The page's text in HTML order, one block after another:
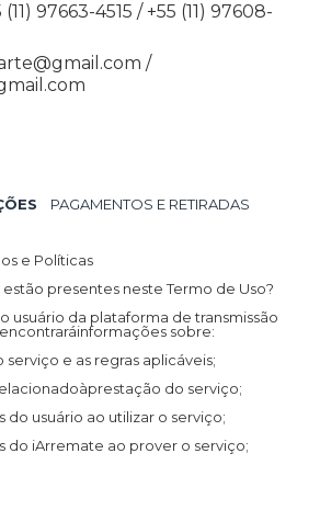
97663-4515 / +55 (11) 97608-
/
PAGAMENTOS E RETIRADAS
e Políticas
estão presentes neste Termo de Uso?
usuário da plataforma de transmissão
sobre:
e as regras aplicáveis;
do serviço;
do usuário ao utilizar o serviço;
do iArremate ao prover o serviço;